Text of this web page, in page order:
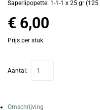
Saperlipopette: 1-1-1 x 25 gr (125
€ 6,00
Prijs per stuk
Aantal:
Omschrijving